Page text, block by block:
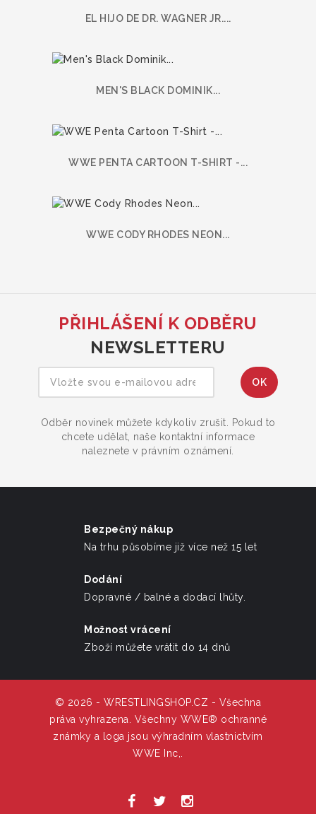
EL HIJO DE DR. WAGNER JR....
MEN'S BLACK DOMINIK...
WWE PENTA CARTOON T-SHIRT -...
WWE CODY RHODES NEON...
PŘIHLÁŠENÍ K ODBĚRU
NEWSLETTERU
Odběr novinek můžete kdykoliv zrušit. Pokud to
chcete udělat, naše kontaktní informace
naleznete v právním oznámení.
Bezpečný nákup
Na trhu působíme již více než 15 let
Dodání
Dopravné / balné a dodací lhůty.
Možnost vrácení
Zboží můžete vrátit do 14 dnů
© 2026 - WRESTLINGSHOP.CZ - Všechna
práva vyhrazena. Všechny WWE® ochranné
známky a loga jsou výhradním vlastnictvím
WWE Inc,.